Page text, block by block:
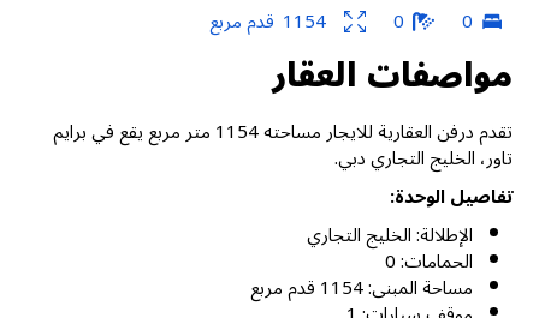
0
0
1154 قدم مربع
مواصفات العقار
تقدم درفن العقارية للايجار مساحته 1154 متر مربع يقع في برايم
تاور، الخليج التجاري دبي.
تفاصيل الوحدة:
الإطلالة: الخليج التجاري
الحمامات: 0
مساحة المبنى: 1154 قدم مربع